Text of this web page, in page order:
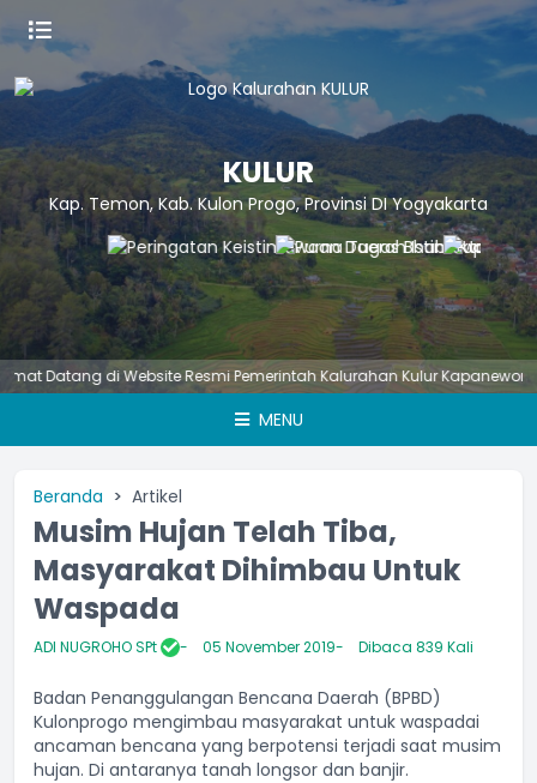
KULUR
Kap. Temon, Kab. Kulon Progo, Provinsi DI Yogyakarta
di Website Resmi Pemerintah Kalurahan Kulur Kapanewon
MENU
Beranda Artikel
Musim Hujan Telah Tiba,
Masyarakat Dihimbau Untuk
Waspada
ADI NUGROHO SPt 05 November 2019 Dibaca 839 Kali
Badan Penanggulangan Bencana Daerah (BPBD)
Kulonprogo mengimbau masyarakat untuk waspadai
ancaman bencana yang berpotensi terjadi saat musim
hujan. Di antaranya tanah longsor dan banjir.